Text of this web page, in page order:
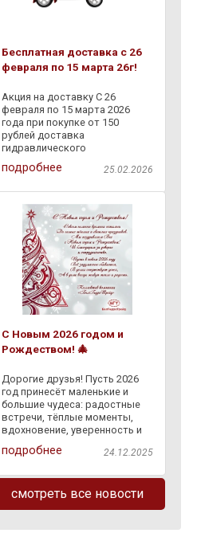
Бесплатная доставка с 26
февраля по 15 марта 26г!
Акция на доставку С 26
февраля по 15 марта 2026
года при покупке от 150
рублей доставка
гидравлического
оборудования через
"Европочту" бесплатно по
платежом на ПВЗ "Европочты"
. Заказывайте
подробнее 25.02.2026
С Новым 2026 годом и
Рождеством! 🎄
Дорогие друзья! Пусть 2026
год принесёт маленькие и
большие чудеса: радостные
встречи, тёплые моменты,
вдохновение, уверенность и
светлые перемены. Пусть
сбывается задуманное, а
доброе — и в делах, и в жизни.
Спасибо, что
подробнее 24.12.2025
смотреть все новости